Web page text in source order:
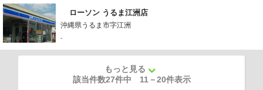
ローソン うるま江洲店
沖縄県うるま市字江洲
-
もっと見る
該当件数27件中 11 －20件表示